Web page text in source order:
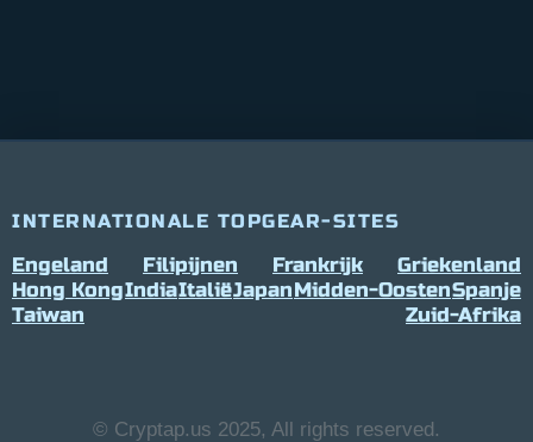
INTERNATIONALE TOPGEAR-SITES
Engeland Filipijnen Frankrijk
Griekenland
Hong KongIndiaItaliëJapanMidden-OostenSpanje
Taiwan
Zuid-Afrika
© Cryptap.us 2025, All rights reserved.